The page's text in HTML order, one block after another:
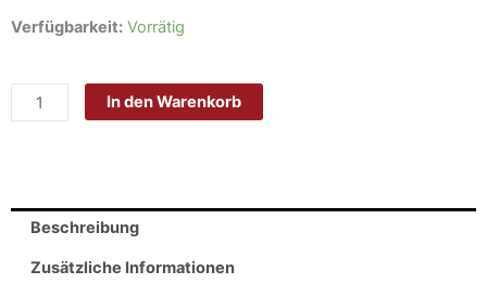
Verfügbarkeit: Vorrätig
Schild
-
Spruch
kann
In den Warenkorb
Beschreibung
Zusätzliche Informationen